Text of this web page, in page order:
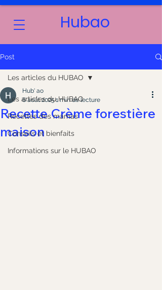
Hubao
Post
Les articles du HUBAO
Recettes des mamas
Conseils et bienfaits
Informations sur le HUBAO
Les articles du HUBAO
Recette Crème forestière
maison
Hub' ao
6 août 20251 min de lecture